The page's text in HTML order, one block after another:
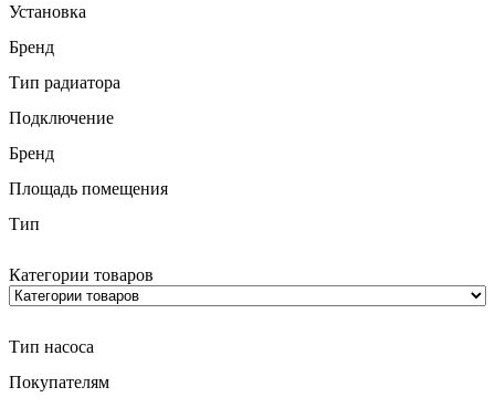
Установка
Бренд
Тип радиатора
Подключение
Бренд
Площадь помещения
Тип
Категории товаров
Тип насоса
Покупателям